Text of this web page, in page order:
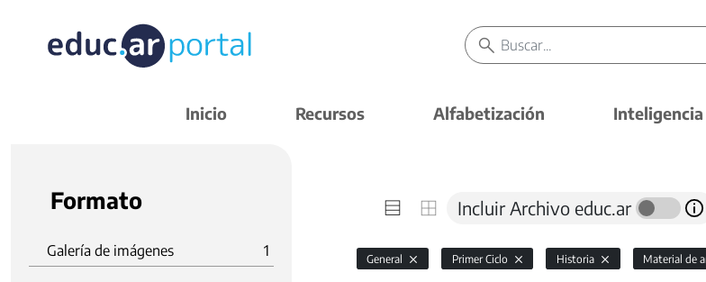
Inicio Recursos Alfabetización
Formato
Galería de imágenes 1
Incluir Archivo educ.ar
General Primer Ciclo Historia Material de